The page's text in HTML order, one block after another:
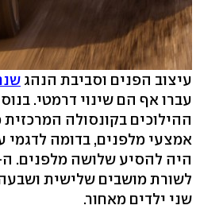
עיצוב הפנים וסביבת הנהג
עברו אף הם שינוי דרמטי.
ההילוכים בקונסולה
אמצעי מלפנים, בדומה לדגמי
לשורת מושבים שלישית
שני ילדים מאחור.